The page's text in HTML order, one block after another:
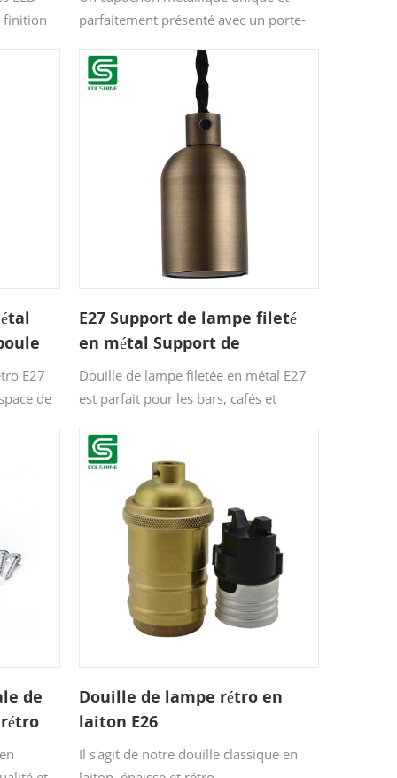
finition
Les
salles
et les
parfaitement présenté avec un porte-
câble antivol de la couleur du support.
E27
de
E27 Support de lampe fileté
en métal Support de
suspension vintage
Douille de lampe filetée en métal E27
est parfait pour les bars, cafés et
intérieure. Associez-le à des ampoules
vintage pour créer un luminaire
suspendu rétro dans votre salon,
couloir, cuisine ou chambre.
de
Douille de lampe rétro en
laiton E26
Il s'agit de notre douille classique en